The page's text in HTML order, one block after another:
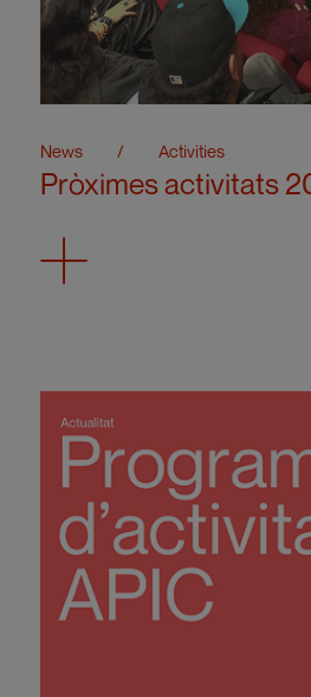
News / Activities
Pròximes activitats